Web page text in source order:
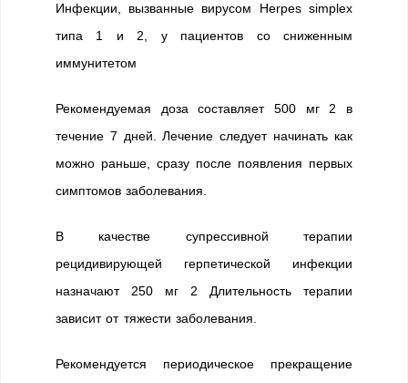
Инфекции, вызванные вирусом Herpes simplex
типа 1 и 2, у пациентов со сниженным
иммунитетом
Рекомендуемая доза составляет 500 мг 2 в
течение 7 дней. Лечение следует начинать как
можно раньше, сразу после появления первых
симптомов заболевания.
В качестве супрессивной терапии
рецидивирующей герпетической инфекции
назначают 250 мг 2 Длительность терапии
зависит от тяжести заболевания.
Рекомендуется периодическое прекращение